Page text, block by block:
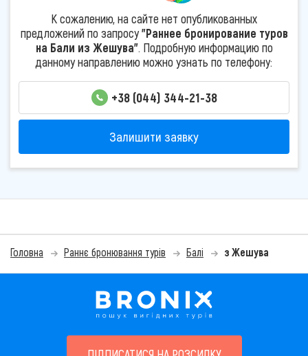
К сожалению, на сайте нет опубликованных
предложений по запросу"Раннее бронирование туров
на Бали из Жешува". Подробную информацию по
данному направлению можно узнать по телефону:
+38 (044) 344-21-38
Залишити заявку
Головна Раннє бронювання турів Балі з Жешува